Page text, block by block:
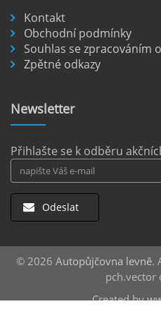
Pronájem auta na
Letiště Berlín
dopravním uzlem
okolních
číst :celý článek
Kontakt
Obchodní podmínky
Souhlas se zpracováním
Zpětné odkazy
Newsletter
Přihlašte se k odběru
Odeslat
© 2026 Autopůjčovna levně.
pch.vector
Created by